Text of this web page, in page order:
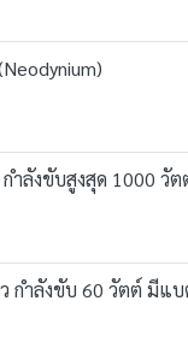
ำลังขับสูงสุด 1000 วั
กำลังขับ 60 วัตต์ มีแบ